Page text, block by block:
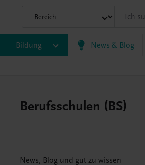
Bildung News & Blog
VS AHS BAFEP/BASOP
Berufsschulen (BS)
News, Blog und gut zu wissen